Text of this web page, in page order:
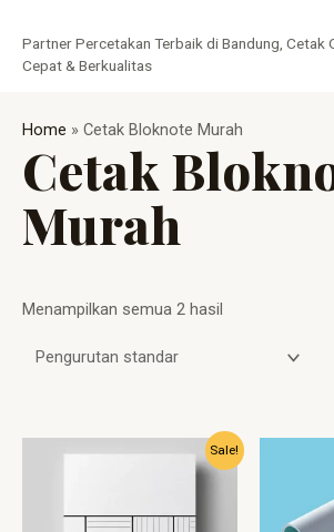
konten
Partner Percetakan Terbaik di Bandung, Cetak
Cepat & Berkualitas
Home » Cetak Bloknote Murah
Cetak
Murah
Menampilkan semua 2 hasil
Sale!
Harga
saat
Rp9.800.